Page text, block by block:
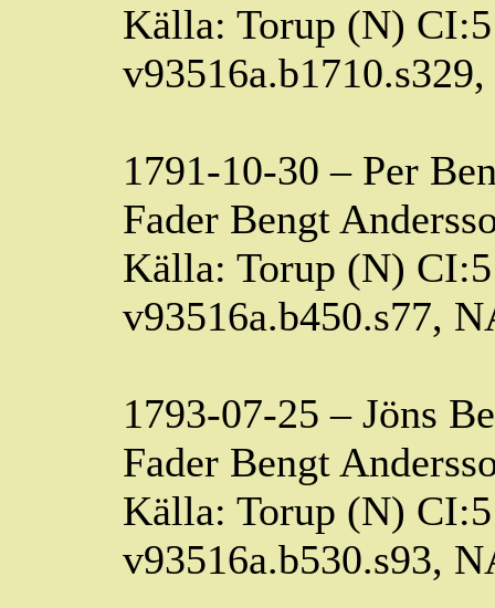
Källa: Torup (N)
1791-10-30 – Per
Fader Bengt
Källa: Torup (N)
v93516a.b450.s77,
1793-07-25 – Jöns
Fader Bengt
Källa: Torup (N)
v93516a.b530.s93,